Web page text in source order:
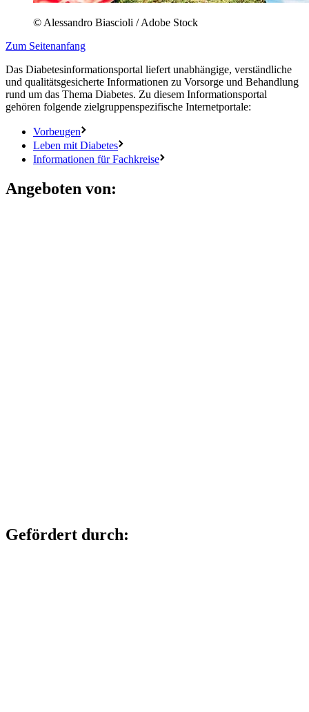
© Alessandro Biascioli / Adobe Stock
Zum Seitenanfang
Das Diabetesinformationsportal liefert unabhängige, verständliche
und qualitätsgesicherte Informationen zu Vorsorge und Behandlung
rund um das Thema Diabetes. Zu diesem Informationsportal
gehören folgende zielgruppenspezifische Internetportale:
Vorbeugen
Leben mit Diabetes
Informationen für Fachkreise
Angeboten von:
Gefördert durch: